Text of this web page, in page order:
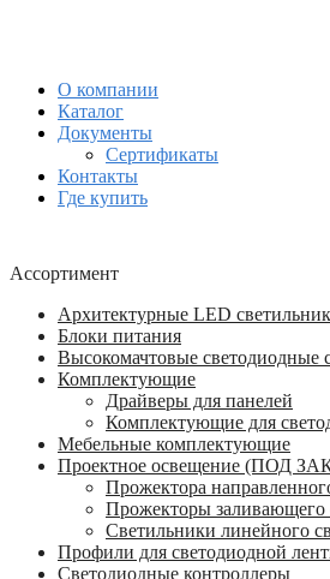
О компании
Каталог
Документы
Сертификаты
Контакты
Где купить
Ассортимент
Архитектурные LED
Блоки питания
Высокомачтовые светодиодные
Комплектующие
Драйверы для панелей
Комплектующие для
Мебельные комплектующие
Проектное освещение (ПОД
Прожектора
Прожекторы заливающего
Светильники линейного
Профили для светодиодной
Светодиодные контроллеры